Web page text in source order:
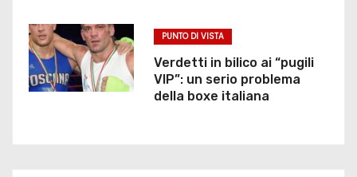
l
i
PUNTO DI VISTA
Verdetti in bilico ai “pugili
VIP”: un serio problema
della boxe italiana